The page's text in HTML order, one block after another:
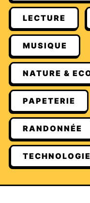
LECTURE
MUSIQUE
NATURE &
PAPETERIE
RANDONNÉE
TECHNOLOGIE